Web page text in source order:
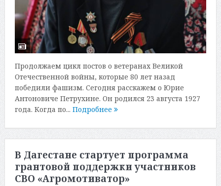
Продолжаем цикл постов о ветеранах Великой
Отечественной войны, которые 80 лет назад
победили фашизм. Сегодня расскажем о Юрие
Антоновиче Петрухине. Он родился 23 августа 1927
года. Когда по... Подробнее
В Дагестане стартует программа
грантовой поддержки участников
СВО «Агромотиватор»